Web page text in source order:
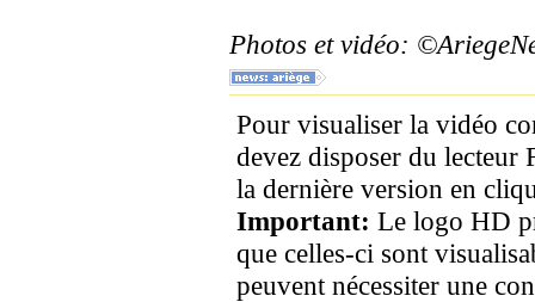
Photos et vidéo:
Pour visualiser la vidéo
devez disposer du lecteur
la dernière version en
Important: Le logo HD
que celles-ci sont
peuvent nécessiter une